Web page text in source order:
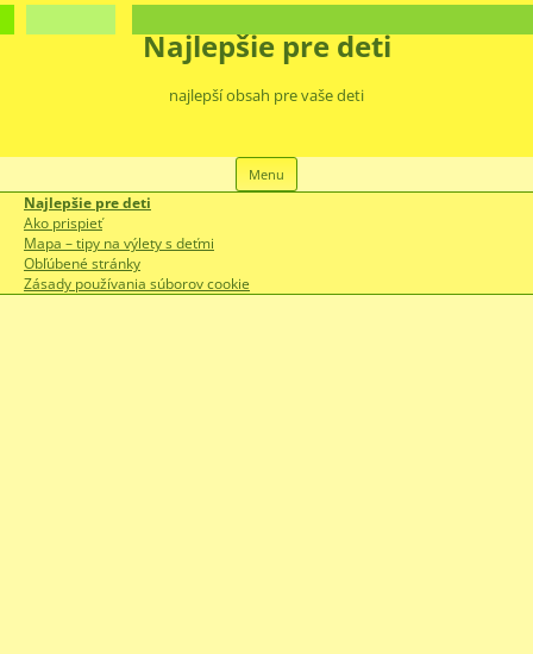
Najlepšie pre deti
najlepší obsah pre vaše deti
Menu Preskočiť
obsah
Najlepšie pre deti
Ako prispieť
Mapa – tipy na výlety s deťmi
Obľúbené stránky
Zásady používania súborov cookie